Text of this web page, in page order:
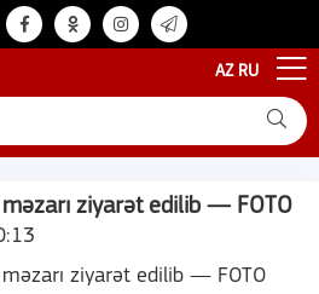
AZ RU
ziyarət edilib — FOTO